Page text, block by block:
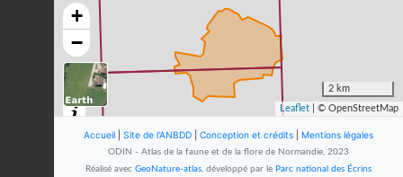
Erinaceus europaeus
Linnaeus, 1758
observations
Dernière observation en
2026
Périzome contrastée (La)
Perizoma affinitata
(Stephens, 1831)
Dernière observation en
+
−
2 km
Leaflet | © OpenStreetMap
Accueil Site de l'ANBDD Conception et crédits Mentions légales
ODIN - Atlas de la faune et de la flore de Normandie, 2023
Réalisé avec GeoNature-atlas, développé par le Parc national des Écrins